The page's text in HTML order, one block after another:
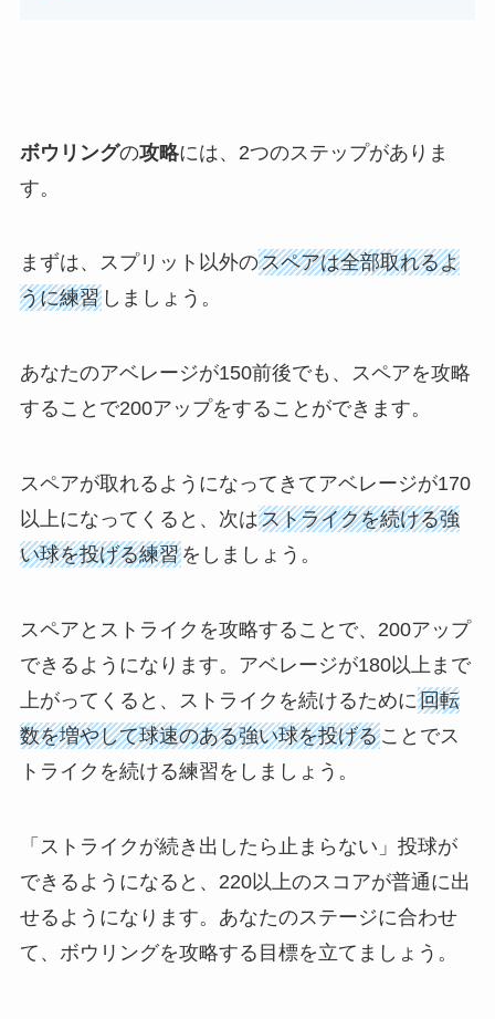
ボウリングの攻略には、2つのステップがありま
す。
まずは、スプリット以外のスペアは全部取れるよ
うに練習しましょう。
あなたのアベレージが150前後でも、スペアを攻略
することで200アップをすることができます。
スペアが取れるようになってきてアベレージが170
以上になってくると、次はストライクを続ける強
い球を投げる練習をしましょう。
スペアとストライクを攻略することで、200アップ
できるようになります。アベレージが180以上まで
上がってくると、ストライクを続けるために回転
数を増やして球速のある強い球を投げることでス
トライクを続ける練習をしましょう。
「ストライクが続き出したら止まらない」投球が
できるようになると、220以上のスコアが普通に出
せるようになります。あなたのステージに合わせ
て、ボウリングを攻略する目標を立てましょう。